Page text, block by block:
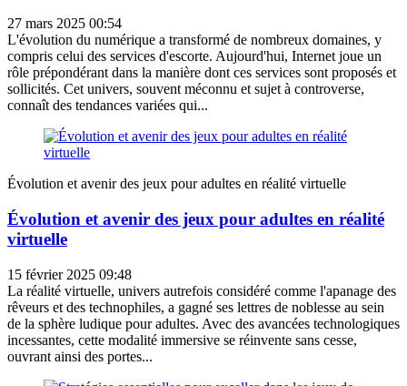
27 mars 2025 00:54
L'évolution du numérique a transformé de nombreux domaines, y
compris celui des services d'escorte. Aujourd'hui, Internet joue un
rôle prépondérant dans la manière dont ces services sont proposés et
sollicités. Cet univers, souvent méconnu et sujet à controverse,
connaît des tendances variées qui...
Évolution et avenir des jeux pour adultes en réalité virtuelle
Évolution et avenir des jeux pour adultes en réalité
virtuelle
15 février 2025 09:48
La réalité virtuelle, univers autrefois considéré comme l'apanage des
rêveurs et des technophiles, a gagné ses lettres de noblesse au sein
de la sphère ludique pour adultes. Avec des avancées technologiques
incessantes, cette modalité immersive se réinvente sans cesse,
ouvrant ainsi des portes...